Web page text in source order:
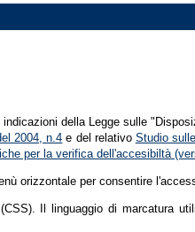
della Legge sulle
2004, n.4 e del relativo Studio
per la verifica dell'accesibiltà
orizzontale per consentire
Il linguaggio di marcatura